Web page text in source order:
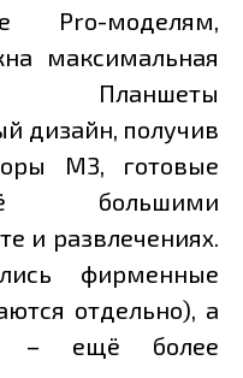
Pro-моделям,
максимальная
Планшеты
дизайн, получив
M3, готовые
большими
и развлечениях.
фирменные
отдельно), а
– ещё более